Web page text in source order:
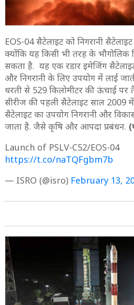
EOS-04 सैटेलाइट को निगरानी
क्योंकि यह किसी भी तरह के भौगोलिक
सकता है. यह एक रडार इमेजिंग
और निगरानी के लिए उपयोग में लाई
धरती से 529 किलोमीटर की ऊंचाई पर
सीरीज की पहली सैटेलाइट साल 2009
सैटेलाइट का उपयोग निगरानी और
जाता है. जैसे कृषि और आपदा प्रबंधन.
Launch of PSLV-C52/EOS-04
https://t.co/naTQFgbm7b
— ISRO (@isro) February 13,